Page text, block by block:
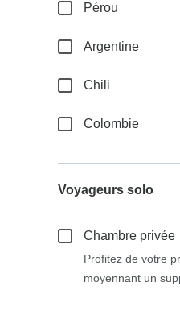
Pérou
Argentine
Chili
Colombie
Voyageurs solo
Chambre privée
Profitez de votre
moyennant un